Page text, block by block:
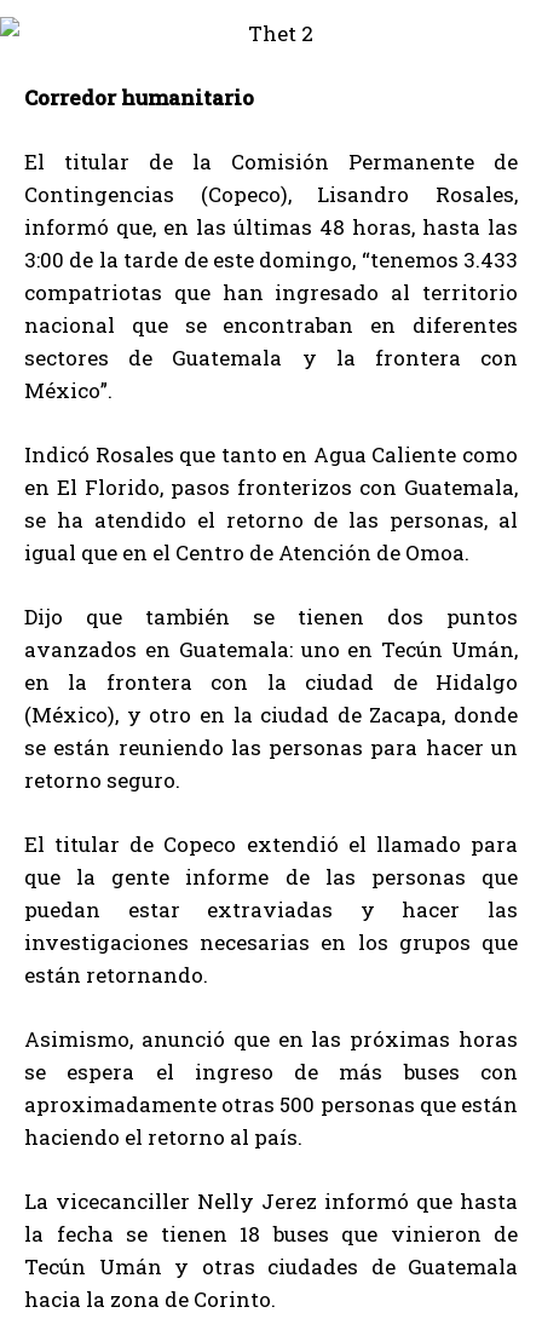
Corredor humanitario
El titular de la Comisión Permanente de
Contingencias (Copeco), Lisandro Rosales,
informó que, en las últimas 48 horas, hasta las
3:00 de la tarde de este domingo, “tenemos 3.433
compatriotas que han ingresado al territorio
nacional que se encontraban en diferentes
sectores de Guatemala y la frontera con
México”.
Indicó Rosales que tanto en Agua Caliente como
en El Florido, pasos fronterizos con Guatemala,
se ha atendido el retorno de las personas, al
igual que en el Centro de Atención de Omoa.
Dijo que también se tienen dos puntos
avanzados en Guatemala: uno en Tecún Umán,
en la frontera con la ciudad de Hidalgo
(México), y otro en la ciudad de Zacapa, donde
se están reuniendo las personas para hacer un
retorno seguro.
El titular de Copeco extendió el llamado para
que la gente informe de las personas que
puedan estar extraviadas y hacer las
investigaciones necesarias en los grupos que
están retornando.
Asimismo, anunció que en las próximas horas
se espera el ingreso de más buses con
aproximadamente otras 500 personas que están
haciendo el retorno al país.
La vicecanciller Nelly Jerez informó que hasta
la fecha se tienen 18 buses que vinieron de
Tecún Umán y otras ciudades de Guatemala
hacia la zona de Corinto.